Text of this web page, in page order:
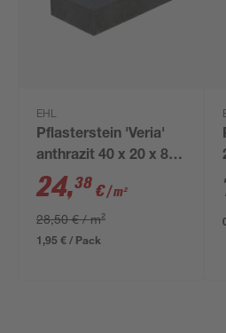
EHL
Pflasterstein 'Veria'
anthrazit 40 x 20 x 8
cm
24,38 €/ m²
28,50 € / m²
1,95 € / Pack